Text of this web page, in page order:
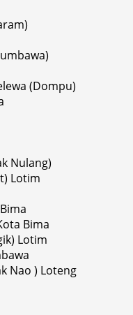
(Dompu)
Nulang)
Lotim
Bima
Lotim
Nao ) Loteng